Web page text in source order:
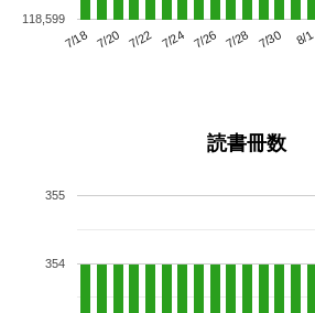
7/18 7/20 7/22 7/24 7/26 7/28 7/30 8/1
118,599
読書冊数
354
355